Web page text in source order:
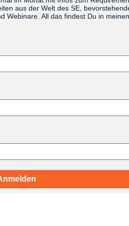
aus der Welt des SE,
Webinare. All das findest Du in